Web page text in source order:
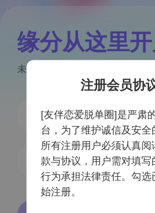
缘分从这里
未注册手机号验证后自动注册
注册会员协
[友伴恋爱脱单圈]是严肃
台，为了维护诚信及安全
所有注册用户必须认真阅
款与协议，用户需对填写
行为承担法律责任。勾选
始注册。